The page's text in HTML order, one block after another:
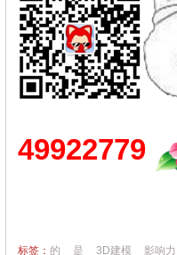
49922779
标签： 的 是 3D建模 影响力